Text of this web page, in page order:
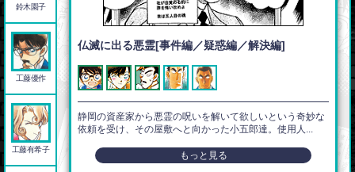
仏滅に出る悪霊[事件編／疑惑編／解決編]
静岡の資産家から悪霊の呪いを解いて欲しいという奇妙な
依頼を受け、その屋敷へと向かった小五郎達。使用人...
もっと見る
鈴木園子
工藤優作
工藤有希子